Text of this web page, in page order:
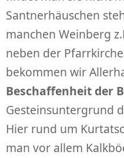
Santnerhäuschen
manchen Weinberg
neben der
bekommen wir
Beschaffenheit der
Gesteinsuntergrund
Hier rund um
man vor allem